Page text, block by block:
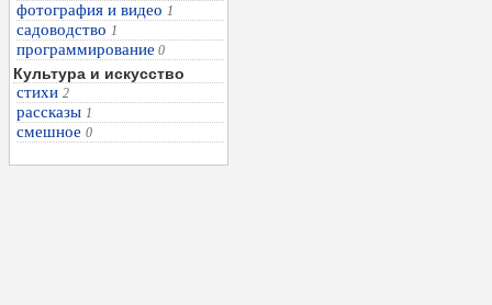
фотография и видео 1
садоводство 1
программирование 0
Культура и искусство
стихи 2
рассказы 1
смешное 0